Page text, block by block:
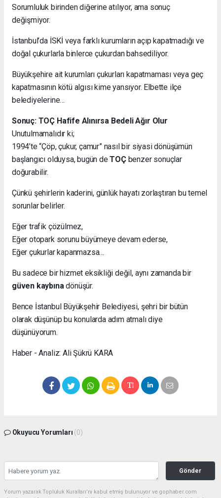
Sorumluluk birinden diğerine atılıyor, ama sonuç
değişmiyor.
İstanbul’da İSKİ veya farklı kurumların açıp kapatmadığı ve
doğal çukurlarla binlerce çukurdan bahsediliyor.
Büyükşehire ait kurumları çukurları kapatmaması veya geç
kapatmasının kötü algısı kime yansıyor. Elbette ilçe
belediyelerine…
Sonuç: TOÇ Hafife Alınırsa Bedeli Ağır Olur
Unutulmamalıdır ki;
1994’te “Çöp, çukur, çamur” nasıl bir siyasi dönüşümün
başlangıcı olduysa, bugün deTOÇbenzer sonuçlar
doğurabilir.
Çünkü şehirlerin kaderini, günlük hayatı zorlaştıran bu temel
sorunlar belirler.
Eğer trafik çözülmez,
Eğer otopark sorunu büyümeye devam ederse,
Eğer çukurlar kapanmazsa…
Bu sadece bir hizmet eksikliği değil, aynı zamanda bir
güven kaybınadönüşür.
Bence İstanbul Büyükşehir Belediyesi, şehri bir bütün
olarak düşünüp bu konularda adım atmalı diye
düşünüyorum.
Haber - Analiz: Ali Şükrü KARA
Okuyucu Yorumları (0)
Gönder
Yorum yazarak Topluluk Kuralları’nı kabul etmiş bulunuyor ve gophaber.com